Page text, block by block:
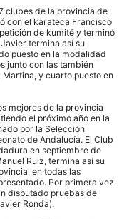
clubes de la provincia de
con el karateca Francisco
de kumité y terminó
termina así su
puesto en la modalidad
junto con las también
y cuarto puesto en
mejores de la provincia
el próximo año en la
por la Selección
de Andalucía. El Club
en septiembre de
Ruiz, termina así su
en todas las
Por primera vez
disputado pruebas de
Ronda).